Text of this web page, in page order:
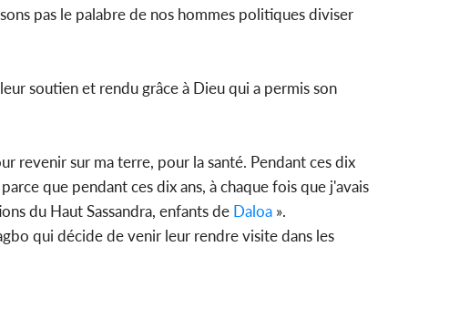
pas le palabre de nos hommes politiques diviser
soutien et rendu grâce à Dieu qui a permis son
revenir sur ma terre, pour la santé. Pendant ces dix
que pendant ces dix ans, à chaque fois que j'avais
du Haut Sassandra, enfants de Daloa ».
qui décide de venir leur rendre visite dans les